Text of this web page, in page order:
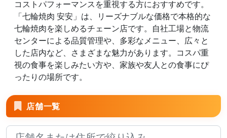
コストパフォーマンスを重視する方におすすめです。
「七輪焼肉 安安」は、リーズナブルな価格で本格的な
七輪焼肉を楽しめるチェーン店です。自社工場と物流
センターによる品質管理や、多彩なメニュー、広々と
した店内など、さまざまな魅力があります。コスパ重
視の食事を楽しみたい方や、家族や友人との食事にぴ
ったりの場所です。
店舗一覧